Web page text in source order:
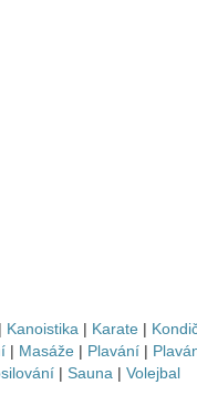
| Kanoistika | Karate |
| Masáže | Plavání |
| Sauna | Volejbal